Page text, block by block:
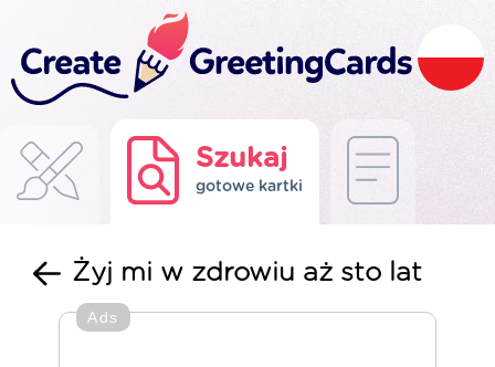
Szukaj
gotowe kartki
Żyj mi w zdrowiu aż sto lat
Ads